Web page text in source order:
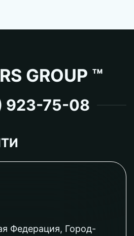
GROUP ™
923-75-08
Федерация, Город-